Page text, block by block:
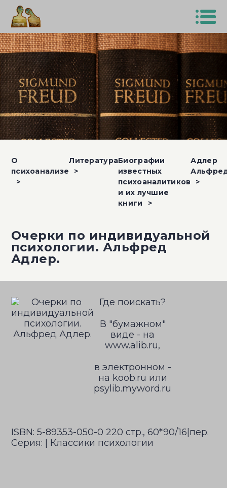
О
психоанализе
ЛитератураБиографии
известных
психоаналитиков
и их лучшие
книги
Адлер
Очерки по индивидуальной
психологии. Альфред
Адлер.
Где поискать?
В "бумажном"
виде - на
www.alib.ru,
в электронном -
на koob.ru или
psylib.myword.ru
ISBN: 5-89353-050-0 220 стр., 60*90/16|пер.
Серия: | Классики психологии